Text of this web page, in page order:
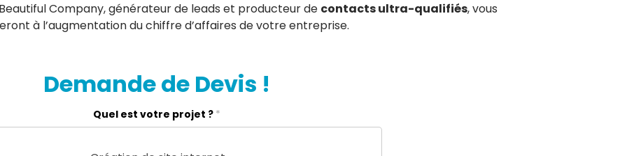
Company, générateur de leads et producteur de contacts ultra-qualifiés, vous
à l’augmentation du chiffre d’affaires de votre entreprise.
Demande de Devis !
Quel est votre projet ? *